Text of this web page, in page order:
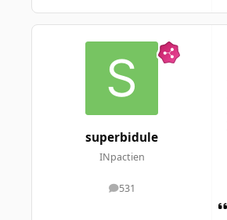
superbidule
INpactien
531
messages